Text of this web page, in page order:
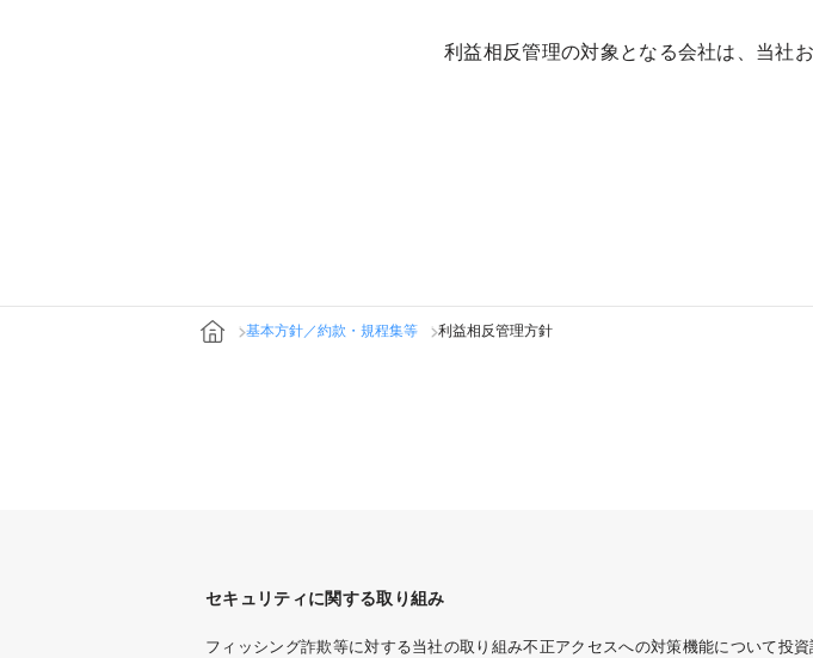
利益相反管理の対象となる会社は、当社
基本方針／約款・規程集等 利益相反管理方針
セキュリティに関する取り組み
フィッシング詐欺等に対する当社の取り組み不正アクセスへの対策機能について投資